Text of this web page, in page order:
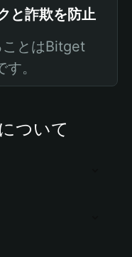
と詐欺を防止
ことはBitget
。
ついて